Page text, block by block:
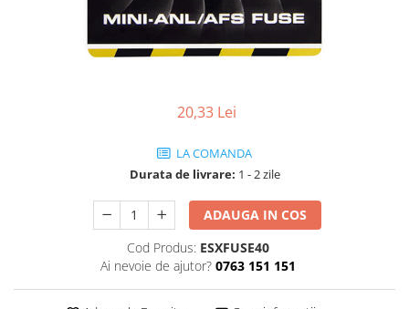
20,33 Lei
LA COMANDA
Durata de livrare: 1 - 2 zile
ADAUGA IN COS
Cod Produs: ESXFUSE40
Ai nevoie de ajutor? 0763 151 151